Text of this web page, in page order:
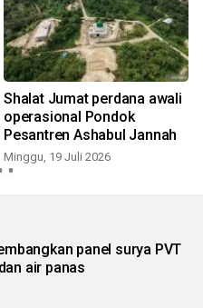
Shalat Jumat perdana awali
operasional Pondok
Pesantren Ashabul Jannah
Minggu, 19 Juli 2026
panel surya PVT
air panas